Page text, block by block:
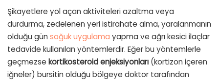
Şikayetlere yol açan aktiviteleri azaltma veya
durdurma, zedelenen yeri istirahate alma, yaralanmanın
olduğu gün soğuk uygulama yapma ve ağrı kesici ilaçlar
tedavide kullanılan yöntemlerdir. Eğer bu yöntemlerle
geçmezse kortikosteroid enjeksiyonları (kortizon içeren
iğneler) bursitin olduğu bölgeye doktor tarafından